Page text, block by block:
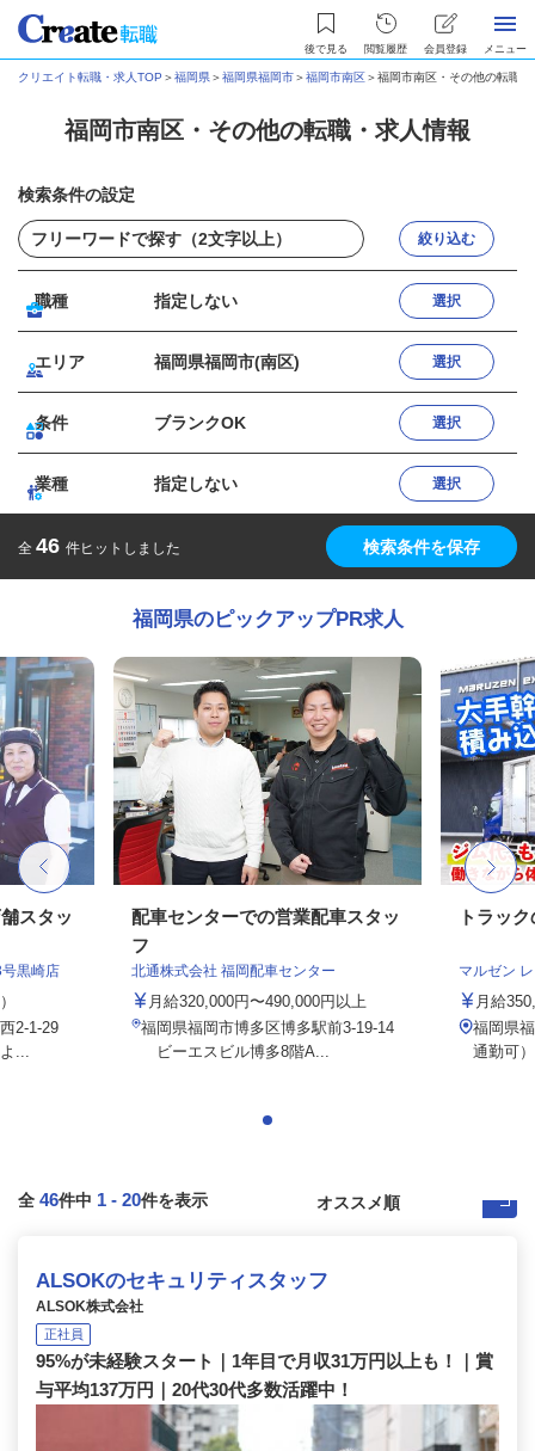
後で見る 閲覧履歴 会員登録 メニュー
クリエイト転職・求人TOP ＞福岡県＞福岡県福岡市＞福岡市南区＞福岡市南区・その他の転職
福岡市南区・その他の転職・求人情報
検索条件の設定
絞り込む
職種 指定しない 選択
エリア 福岡県福岡市(南区) 選択
条件 ブランクOK 選択
業種 指定しない 選択
全 46 件ヒットしました 検索条件を保存
福岡県のピックアップPR求人
スタッ
黒崎店
2-1-29
...
配車センターでの営業配車スタッ
フ
北通株式会社 福岡配車センター
月給320,000円〜490,000円以上
福岡県福岡市博多区博多駅前3-19-14
ビーエスビル博多8階A...
トラッ
マルゼン
月給
福岡県
通勤可）
全 46件中 1 - 20件を表示
ALSOKのセキュリティスタッフ
ALSOK株式会社
正社員
95%が未経験スタート｜1年目で月収31万円以上も！｜賞
与平均137万円｜20代30代多数活躍中！